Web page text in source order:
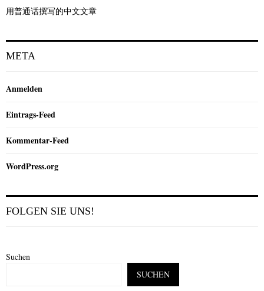
用普通话撰写的中文文章
META
Anmelden
Eintrags-Feed
Kommentar-Feed
WordPress.org
FOLGEN SIE UNS!
Suchen
SUCHEN